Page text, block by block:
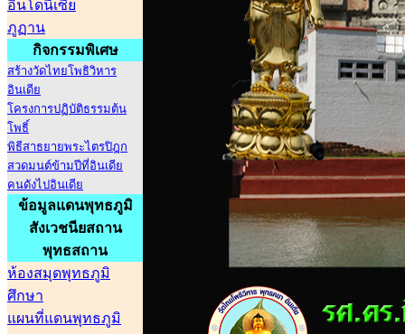
อินโดนีเซีย
ภูฏาน
กิจกรรมพิเศษ
สร้างวัดไทยโพธิวิหาร
อินเดีย
โครงการปฏิบัติธรรมต้น
โพธิ์
พิธีสาธยายพระไตรปิฎก
สวดมนต์ข้ามปีที่อินเดีย
คนดังไปอินเดีย
ข้อมูลแดนพุทธภูมิ
สังเวชนียสถาน
พุทธสถาน
ห้องสมุดพุทธภูมิ
ศึกษา
แผนที่แดนพุทธภูมิ